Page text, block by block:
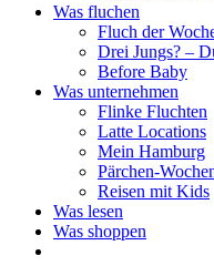
Was fluchen
Fluch der
Drei Jungs? –
Before Baby
Was unternehmen
Flinke Fluchten
Latte Locations
Mein Hamburg
Pärchen-
Reisen mit Kids
Was lesen
Was shoppen